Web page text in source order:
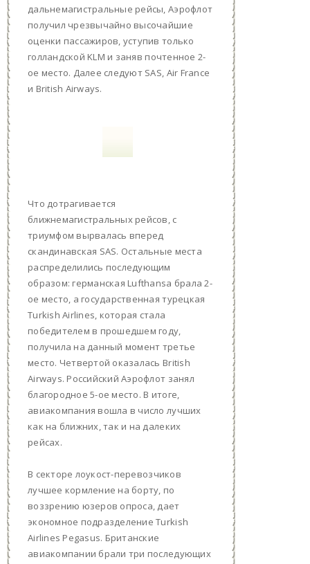
дальнемагистральные рейсы, Аэрофлот
получил чрезвычайно высочайшие
оценки пассажиров, уступив только
голландской KLM и заняв почтенное 2-
ое место. Далее следуют SAS, Air France
и British Airways.
Что дотрагивается
ближнемагистральных рейсов, с
триумфом вырвалась вперед
скандинавская SAS. Остальные места
распределились последующим
образом: германская Lufthansa брала 2-
ое место, а государственная турецкая
Turkish Airlines, которая стала
победителем в прошедшем году,
получила на данный момент третье
место. Четвертой оказалась British
Airways. Российский Аэрофлот занял
благородное 5-ое место. В итоге,
авиакомпания вошла в число лучших
как на ближних, так и на далеких
рейсах.
В секторе лоукост-перевозчиков
лучшее кормление на борту, по
воззрению юзеров опроса, дает
экономное подразделение Turkish
Airlines Pegasus. Британские
авиакомпании брали три последующих